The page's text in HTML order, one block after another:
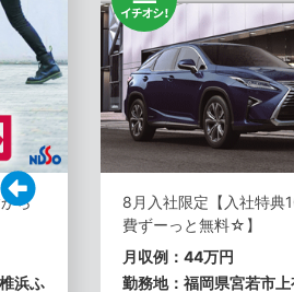
ら
浜ふ
8月入社限定【入社特典
費ずーっと無料☆】
月収例：44万円
勤務地：福岡県宮若市